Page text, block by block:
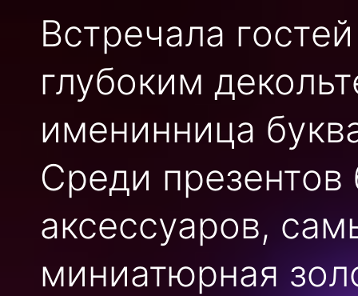
Встречала
глубоким
именинница
Среди
аксессуаров,
миниатюрная